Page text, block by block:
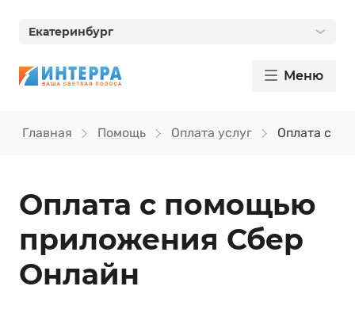
Екатеринбург
Меню
Главная Помощь Оплата услуг Оплата с
Оплата с помощью
приложения Сбер
Онлайн